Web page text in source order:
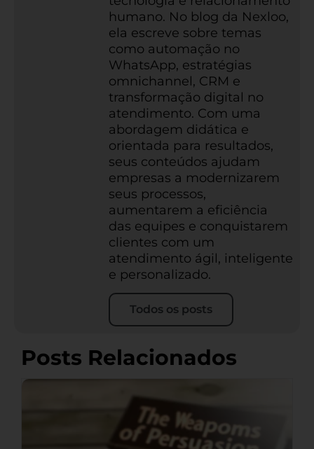
humano. No blog da Nexloo,
ela escreve sobre temas
como automação no
WhatsApp, estratégias
omnichannel, CRM e
transformação digital no
atendimento. Com uma
abordagem didática e
orientada para resultados,
seus conteúdos ajudam
empresas a modernizarem
seus processos,
aumentarem a eficiência
das equipes e conquistarem
clientes com um
atendimento ágil, inteligente
e personalizado.
Todos os posts
Posts Relacionados